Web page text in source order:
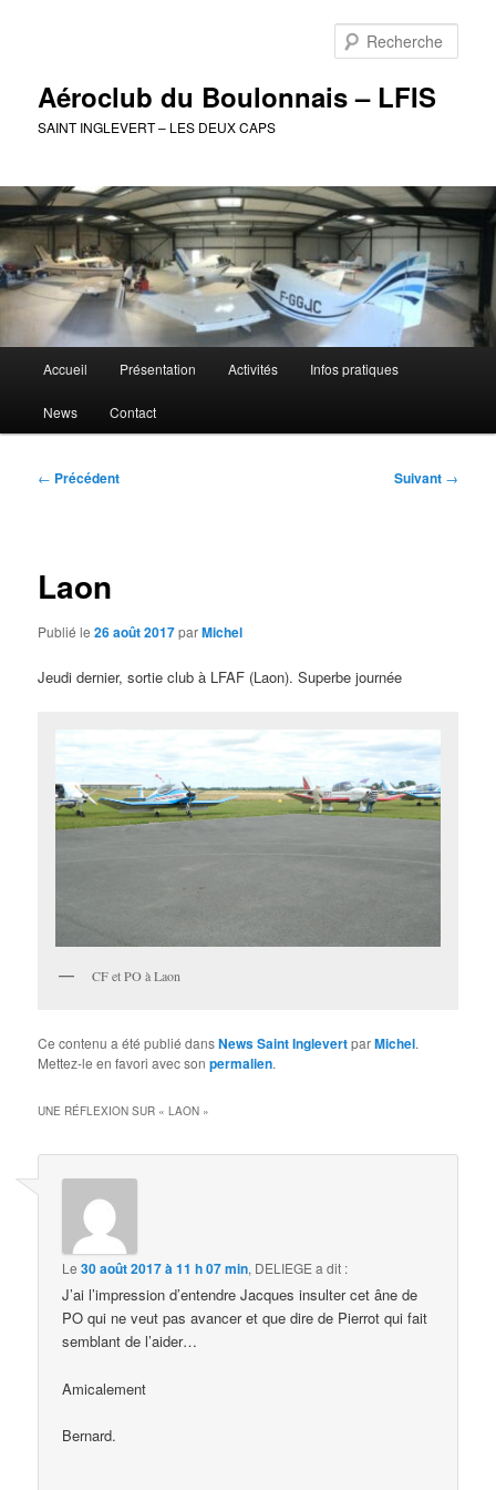
Aéroclub du Boulonnais – LFIS
SAINT INGLEVERT – LES DEUX CAPS
principal
Accueil Présentation Activités Infos pratiques
News Contact
Navigation
← Précédent Suivant →
Laon
Publié le26 août 2017parMichel
Jeudi dernier, sortie club à LFAF (Laon). Superbe journée
CF et PO à Laon
Ce contenu a été publié dansNews Saint InglevertparMichel.
Mettez-le en favori avec sonpermalien.
UNE RÉFLEXION SUR «LAON »
Le30 août 2017 à 11 h 07 min, DELIEGEa dit :
J’ai l’impression d’entendre Jacques insulter cet âne de
PO qui ne veut pas avancer et que dire de Pierrot qui fait
semblant de l’aider…
Amicalement
Bernard.